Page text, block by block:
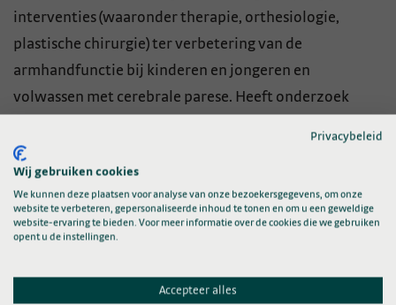
interventies (waaronder therapie, orthesiologie,
plastische chirurgie) ter verbetering van de
armhandfunctie bij kinderen en jongeren en
volwassen met cerebrale parese. Heeft onderzoek
arm handfunctie bij adolescenten met CP.
Nevenfuncties
Bestuurslid VRA werkgroep cerebrale parese
Privacybeleid
Wij gebruiken cookies
We kunnen deze plaatsen voor analyse van onze bezoekersgegevens, om onze
website te verbeteren, gepersonaliseerde inhoud te tonen en om u een geweldige
website-ervaring te bieden. Voor meer informatie over de cookies die we gebruiken
opent u de instellingen.
Accepteer alles